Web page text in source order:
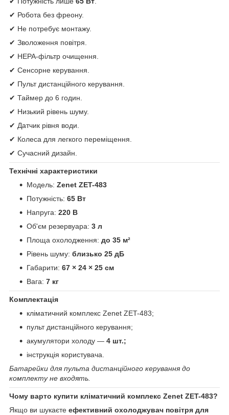
✔ Робота без фреону.
✔ Не потребує монтажу.
✔ Зволоження повітря.
✔ HEPA-фільтр очищення.
✔ Сенсорне керування.
✔ Пульт дистанційного керування.
✔ Таймер до 6 годин.
✔ Низький рівень шуму.
✔ Датчик рівня води.
✔ Колеса для легкого переміщення.
✔ Сучасний дизайн.
Технічні характеристики
Модель: Zenet ZET-483
Потужність: 65 Вт
Напруга: 220 В
Об'єм резервуара: 3 л
Площа охолодження: до 35 м²
Рівень шуму: близько 25 дБ
Габарити: 67 × 24 × 25 см
Вага: 7 кг
Комплектація
кліматичний комплекс Zenet ZET-483;
пульт дистанційного керування;
акумулятори холоду — 4 шт.;
інструкція користувача.
Батарейки для пульта дистанційного керування до
комплекту не входять.
Чому варто купити кліматичний комплекс Zenet ZET-483?
Якщо ви шукаєте ефективний охолоджувач повітря для